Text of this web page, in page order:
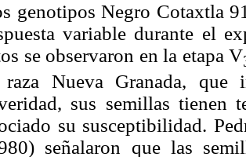
genotipos Negro Cotaxtla
variable durante el
se observaron en la etapa V
Nueva Granada,
sus semillas tienen
su susceptibilidad.
señalaron que las